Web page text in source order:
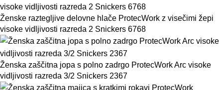
Ženske raztegljive delovne hlače ProtecWork z visečimi žepi
visoke vidljivosti razreda 2 Snickers 6768
Ženska zaščitna jopa s polno zadrgo ProtecWork Arc visoke
vidljivosti razreda 3/2 Snickers 2367